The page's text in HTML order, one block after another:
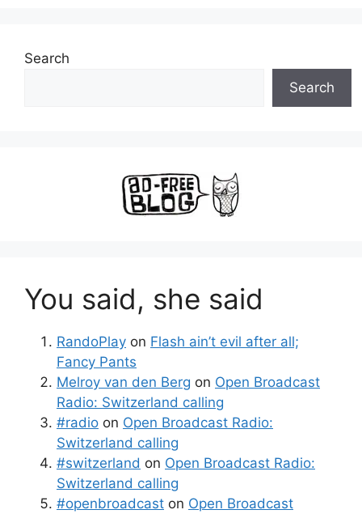
Search
Search
You said, she said
RandoPlay on Flash ain’t evil after all;
Fancy Pants
Melroy van den Berg on Open Broadcast
Radio: Switzerland calling
#radio on Open Broadcast Radio:
Switzerland calling
#switzerland on Open Broadcast Radio:
Switzerland calling
#openbroadcast on Open Broadcast